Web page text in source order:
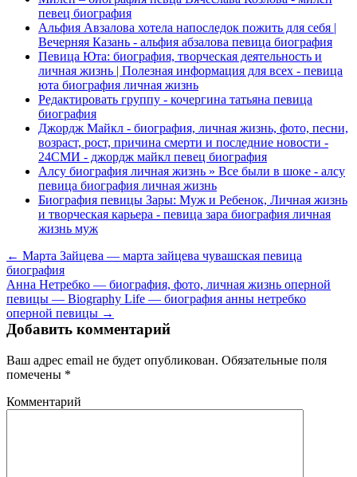
певец биография
Альфия Авзалова хотела напоследок пожить для себя |
Вечерняя Казань - альфия абзалова певица биография
Певица Юта: биография, творческая деятельность и
личная жизнь | Полезная информация для всех - певица
юта биография личная жизнь
Редактировать группу - кочергина татьяна певица
биография
Джордж Майкл - биография, личная жизнь, фото, песни,
возраст, рост, причина смерти и последние новости -
24СМИ - джордж майкл певец биография
Алсу биография личная жизнь » Все были в шоке - алсу
певица биография личная жизнь
Биография певицы Зары: Муж и Ребенок, Личная жизнь
и творческая карьера - певица зара биография личная
жизнь муж
← Марта Зайцева — марта зайцева чувашская певица
биография
Анна Нетребко — биография, фото, личная жизнь оперной
певицы — Biography Life — биография анны нетребко
оперной певицы →
Добавить комментарий
Ваш адрес email не будет опубликован. Обязательные поля
помечены *
Комментарий